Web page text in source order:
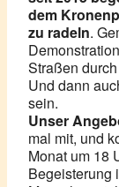
dem
zu radeln.
Straßen
Und dann
sein.
Unser
mal mit, und
Monat um 18
Begeisterung